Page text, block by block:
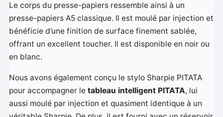
Le corps du presse-papiers ressemble ainsi à un
presse-papiers A5 classique. Il est moulé par injection et
bénéficie d’une finition de surface finement sablée,
offrant un excellent toucher. Il est disponible en noir ou
en blanc.
Nous avons également conçu le stylo Sharpie PITATA
pour accompagner letableau intelligent PITATA, lui
aussi moulé par injection et quasiment identique à un